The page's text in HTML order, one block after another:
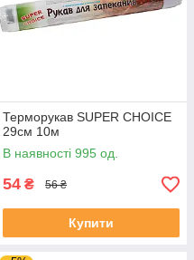
Терморукав SUPER CHOICE
29см 10м
В наявності 995 од.
54 ₴ 56 ₴
Купити